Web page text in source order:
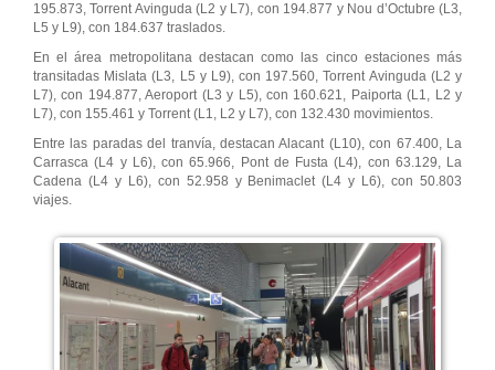
195.873, Torrent Avinguda (L2 y L7), con 194.877 y Nou d’Octubre (L3,
L5 y L9), con 184.637 traslados.
En el área metropolitana destacan como las cinco estaciones más
transitadas Mislata (L3, L5 y L9), con 197.560, Torrent Avinguda (L2 y
L7), con 194.877, Aeroport (L3 y L5), con 160.621, Paiporta (L1, L2 y
L7), con 155.461 y Torrent (L1, L2 y L7), con 132.430 movimientos.
Entre las paradas del tranvía, destacan Alacant (L10), con 67.400, La
Carrasca (L4 y L6), con 65.966, Pont de Fusta (L4), con 63.129, La
Cadena (L4 y L6), con 52.958 y Benimaclet (L4 y L6), con 50.803
viajes.